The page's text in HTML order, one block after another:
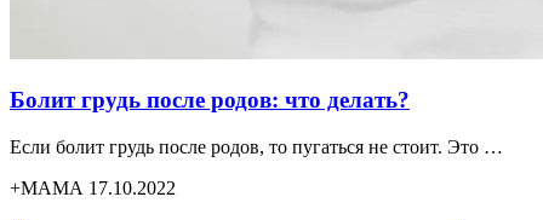
Болит грудь после родов: что делать?
Если болит грудь после родов, то пугаться не стоит. Это …
+МАМА 17.10.2022